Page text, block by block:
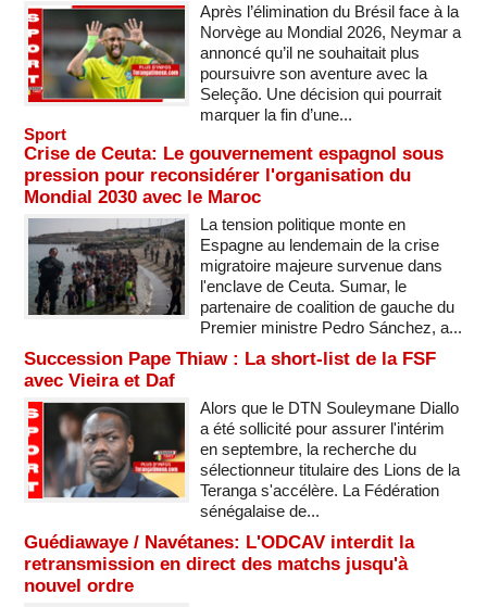
Après l’élimination du Brésil face à la
Norvège au Mondial 2026, Neymar a
annoncé qu’il ne souhaitait plus
poursuivre son aventure avec la
Seleção. Une décision qui pourrait
marquer la fin d’une...
Sport
Crise de Ceuta: Le gouvernement espagnol sous
pression pour reconsidérer l'organisation du
Mondial 2030 avec le Maroc
La tension politique monte en
Espagne au lendemain de la crise
migratoire majeure survenue dans
l'enclave de Ceuta. Sumar, le
partenaire de coalition de gauche du
Premier ministre Pedro Sánchez, a...
Succession Pape Thiaw : La short-list de la FSF
avec Vieira et Daf
Alors que le DTN Souleymane Diallo
a été sollicité pour assurer l'intérim
en septembre, la recherche du
sélectionneur titulaire des Lions de la
Teranga s'accélère. La Fédération
sénégalaise de...
Guédiawaye / Navétanes: L'ODCAV interdit la
retransmission en direct des matchs jusqu'à
nouvel ordre